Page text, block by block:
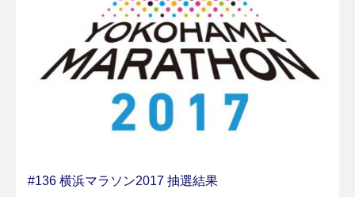
#136 横浜マラソン2017 抽選結果